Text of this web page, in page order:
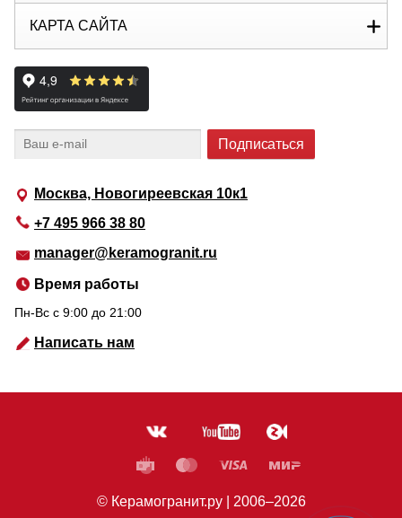
Москва, Новогиреевская 10к1
+7 495 966 38 80
manager@keramogranit.ru
Время работы
Пн-Вс c 9:00 до 21:00
Написать нам
КАРТА САЙТА
© Керамогранит.ру | 2006–2026